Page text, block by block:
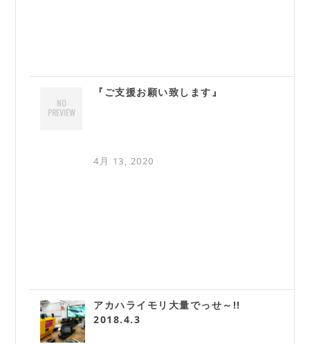
『ご支援お願い致します』
4月 13, 2020
アカハライモリ大量でっせ～!!
2018.4.3